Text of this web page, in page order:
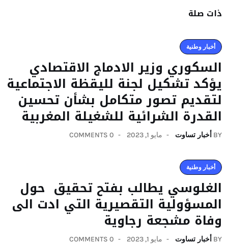
ذات صلة
أخبار وطنية
السكوري وزير الادماج الاقتصادي
يؤكد تشكيل لجنة لليقظة الاجتماعية
لتقديم تصور متكامل بشأن تحسين
القدرة الشرائية للشغيلة المغربية
BY أخبار تساوت مايو 1, 2023 0 COMMENTS
أخبار وطنية
الغلوسي يطالب بفتح تحقيق حول
المسؤولية التقصيرية التي ادت الى
وفاة مشجعة رجاوية
BY أخبار تساوت مايو 1, 2023 0 COMMENTS